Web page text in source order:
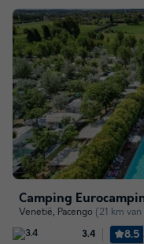
Camping
Venetië, Pacengo (21 km
3.4 8.5